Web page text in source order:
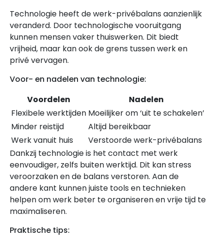
Technologie heeft de werk-privébalans aanzienlijk
veranderd. Door technologische vooruitgang
kunnen mensen vaker thuiswerken. Dit biedt
vrijheid, maar kan ook de grens tussen werk en
privé vervagen.
Voor- en nadelen van technologie:
Voordelen
Nadelen
Flexibele werktijden Moeilijker om ‘uit te schakelen’
Minder reistijd
Altijd bereikbaar
Werk vanuit huis
Verstoorde werk-privébalans
Dankzij technologie is het contact met werk
eenvoudiger, zelfs buiten werktijd. Dit kan stress
veroorzaken en de balans verstoren. Aan de
andere kant kunnen juiste tools en technieken
helpen om werk beter te organiseren en vrije tijd te
maximaliseren.
Praktische tips: